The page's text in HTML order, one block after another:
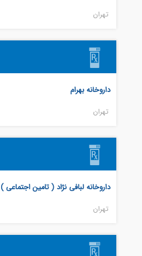
تهران
داروخانه بهرام
تهران
داروخانه لبافی نژاد ( تامین اجتماعی )
تهران